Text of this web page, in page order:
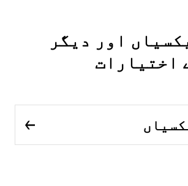
اور دیگر
اختیارات